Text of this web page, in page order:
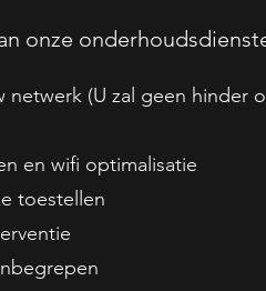
onze
netwerk (U zal geen hinder
en wifi optimalisatie
toestellen